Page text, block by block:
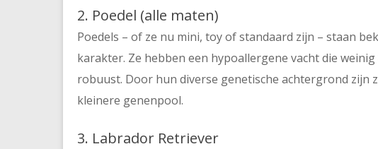
2. Poedel (alle maten)
Poedels – of ze nu mini, toy of standaard zijn – staan
karakter. Ze hebben een hypoallergene vacht die
robuust. Door hun diverse genetische achtergrond zijn
kleinere genenpool.
3. Labrador Retriever